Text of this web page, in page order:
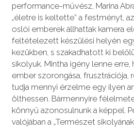
performance-művész, Marina
„életre is keltette” a festményt,
oslói emberek állhattak kamera
feltételezett készülési helyén
kezükben, s szakadhatott ki
sikolyuk. Mintha igény lenne
ember szorongása, frusztrációja,
tudja mennyi érzelme egy ilyen
ölthessen. Bármennyire
könnyű azonosulnunk a képpel.
valójában a „Természet